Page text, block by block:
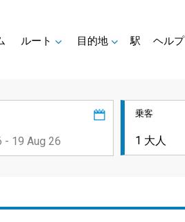
ルート 目的地 駅 ヘルプ
乗客